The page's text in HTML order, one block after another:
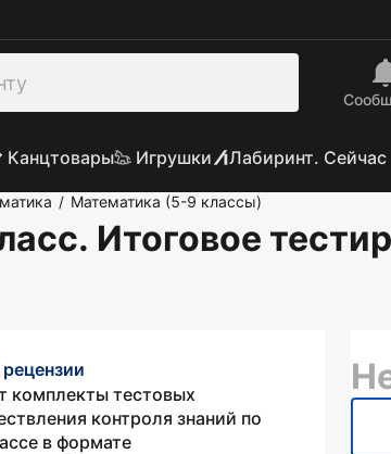
Канцтовары Игрушки Лабиринт. Сейчас
/ Математика (5-9 классы)
Итоговое
комплекты тестовых
контроля знаний по
в формате